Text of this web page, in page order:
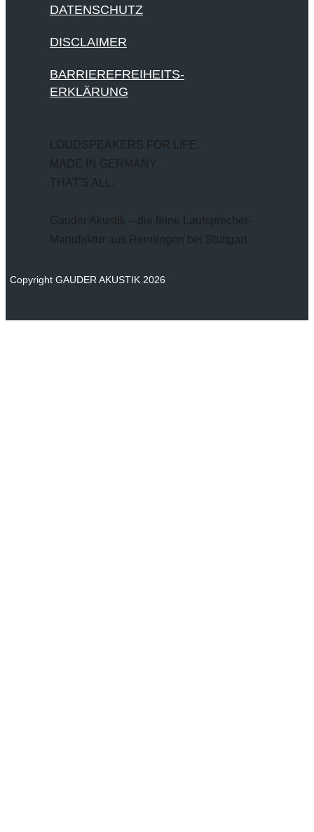
DATENSCHUTZ
DISCLAIMER
BARRIEREFREIHEITS-
ERKLÄRUNG
LOUDSPEAKERS FOR LIFE.
MADE IN GERMANY.
THAT'S ALL.
Gauder Akustik – die feine Lautsprecher-
Manufaktur aus Renningen bei Stuttgart.
Copyright GAUDER AKUSTIK 2026